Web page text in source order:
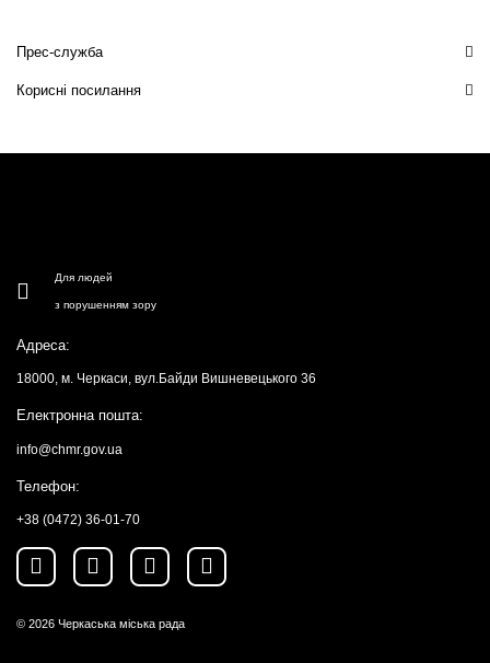
Прес-служба
Корисні посилання
Для людей
з порушенням зору
Адреса:
18000, м. Черкаси, вул.Байди Вишневецького 36
Електронна пошта:
info@chmr.gov.ua
Телефон:
+38 (0472) 36-01-70
© 2026 Черкаська міська рада